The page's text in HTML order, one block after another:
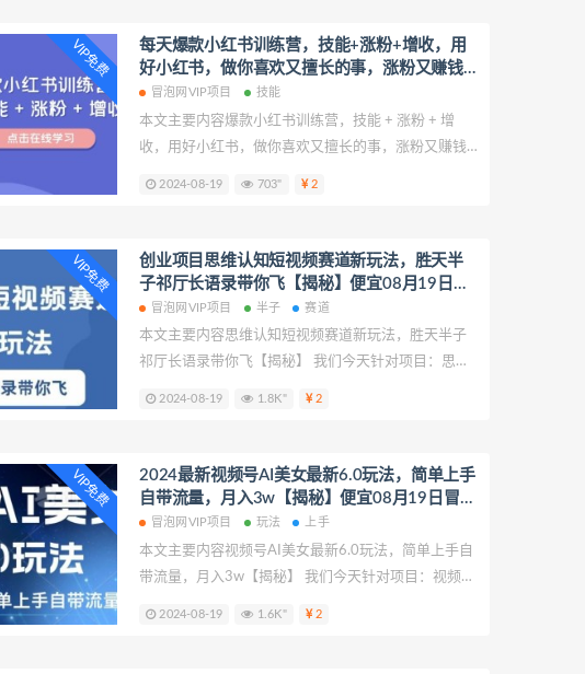
VIP免费
每天爆款小红书训练营，技能+涨粉+增收，用
好小红书，做你喜欢又擅长的事，涨粉又赚钱
便宜08月19日冒泡网VIP项目
冒泡网VIP项目 技能
本文主要内容爆款小红书训练营，技能 + 涨粉 + 增
收，用好小红书，做你喜欢又擅长的事，涨粉又赚钱
程帮助少走弯路。 爆款小红书训练营，技能 + 涨粉 +
增收，用好小红书，做你喜欢又擅长的事，涨粉又赚
钱
2024-08-19 703" 2
VIP免费
创业项目思维认知短视频赛道新玩法，胜天半
子祁厅长语录带你飞【揭秘】便宜08月19日冒
泡网VIP项目
冒泡网VIP项目 半子 赛道
本文主要内容思维认知短视频赛道新玩法，胜天半子
祁厅长语录带你飞【揭秘】 我们今天针对项目：思维
法，胜天半子祁厅长语录带你飞【揭秘】
2024-08-19 1.8K" 2
VIP免费
2024最新视频号AI美女最新6.0玩法，简单上手
自带流量，月入3w【揭秘】便宜08月19日冒泡
网VIP项目
冒泡网VIP项目 玩法 上手
本文主要内容视频号AI美女最新6.0玩法，简单上手自
带流量，月入3w【揭秘】 我们今天针对项目：视频号
2024-08-19 1.6K" 2